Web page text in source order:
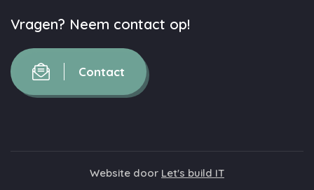
Vragen? Neem contact op!
Contact
Website door Let's build IT